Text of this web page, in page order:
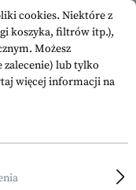
cookies. Niektóre z
koszyka, filtrów itp.),
Możesz
zalecenie) lub tylko
więcej informacji na